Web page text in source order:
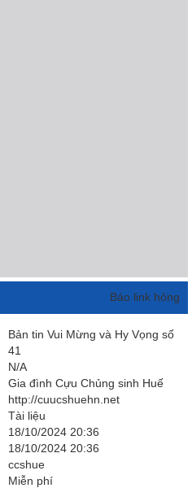
Báo link hỏng
Bản tin Vui Mừng và Hy Vọng số
41
N/A
Gia đình Cựu Chủng sinh Huế
http://cuucshuehn.net
Tài liệu
18/10/2024 20:36
18/10/2024 20:36
ccshue
Miễn phí